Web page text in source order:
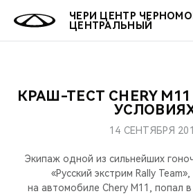
ЧЕРИ ЦЕНТР
ЦЕНТРАЛЬНЫЙ
МОДЕЛИ
КРОССОВЕРЫ
О КОМПАНИИ
МЫ В СОЦСЕТЯХ
КРЕДИТ И СТРАХОВАНИЕ
ВЛАДЕЛЬЦАМ
ЗАПЧАСТИ И АКСЕССУАРЫ
МИР CHERY
CHERY В СОЦСЕТЯХ
ОНЛАЙН
КРАШ-ТЕСТ CHERY
14 СЕНТЯБРЯ
Экипаж одной из сильнейших
«Русский экстрим Rally
на автомобиле Chery M11, попал